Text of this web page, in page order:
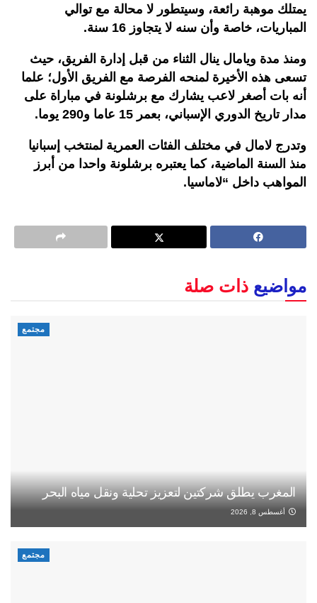
يمتلك موهبة رائعة، وسيتطور لا محالة مع توالي
المباريات، خاصة وأن سنه لا يتجاوز 16 سنة.
ومنذ مدة ويامال ينال الثناء من قبل إدارة الفريق، حيث
تسعى هذه الأخيرة لمنحه الفرصة مع الفريق الأول؛ علما
أنه بات أصغر لاعب يشارك مع برشلونة في مباراة على
مدار تاريخ الدوري الإسباني، بعمر 15 عاما و290 يوما.
وتدرج لامال في مختلف الفئات العمرية لمنتخب إسبانيا
منذ السنة الماضية، كما يعتبره برشلونة واحدا من أبرز
المواهب داخل “لاماسيا.
مواضيع ذات صلة
مجتمع
المغرب يطلق شركتين لتعزيز تحلية ونقل مياه البحر
أغسطس 8, 2026
مجتمع